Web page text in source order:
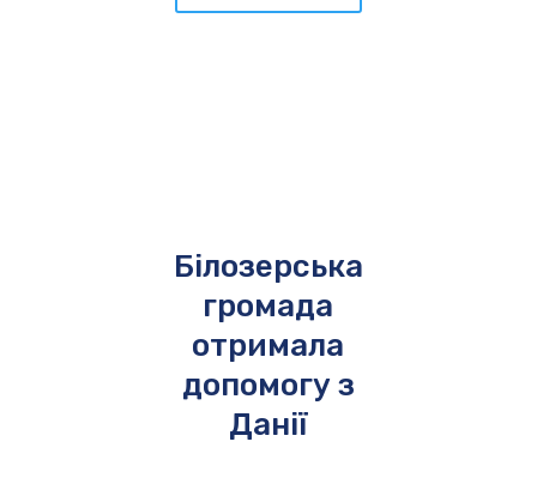
Білозерська
громада
отримала
допомогу з
Данії